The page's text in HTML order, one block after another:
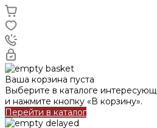
Ваша корзина пуста
Выберите в каталоге
и нажмите кнопку «В корзину».
Перейти в каталог